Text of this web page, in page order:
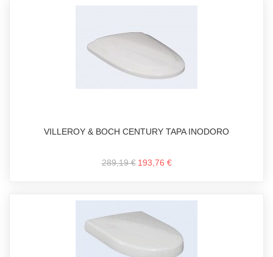
VILLEROY & BOCH CENTURY TAPA INODORO
289,19 € 193,76 €